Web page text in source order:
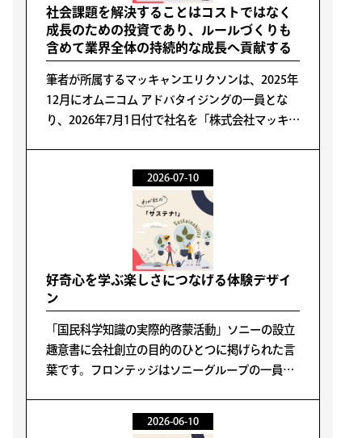
社会課題を解決することはコストではなく
成長のための投資であり、ルールづくりも
含めて業界全体の持続的な成長へ貢献する
筆者が所属するマッキャンエリクソンは、2025年
12月にオムニコム アドバタイジングの一員とな
り、2026年7月1日付で社名を「株式会社マッキャ
2026-07-10
好奇心を学ぶ楽しさにつなげる体験デザイ
ン
「国民科学知識の実際的啓蒙活動」ソニーの設立
趣意書に会社創立の目的のひとつに掲げられた言
葉です。フロンテッジはソニーグループの一員と
小児がんと向き合う子どもたちへの支援といった
ソニーの社会貢献活動に参加すると同時に、業務
2026-06-10